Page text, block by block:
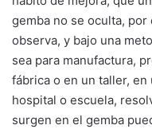
gemba no se oculta,
observa, y bajo una
sea para manufactura,
fábrica o en un taller,
hospital o escuela,
surgen en el gemba